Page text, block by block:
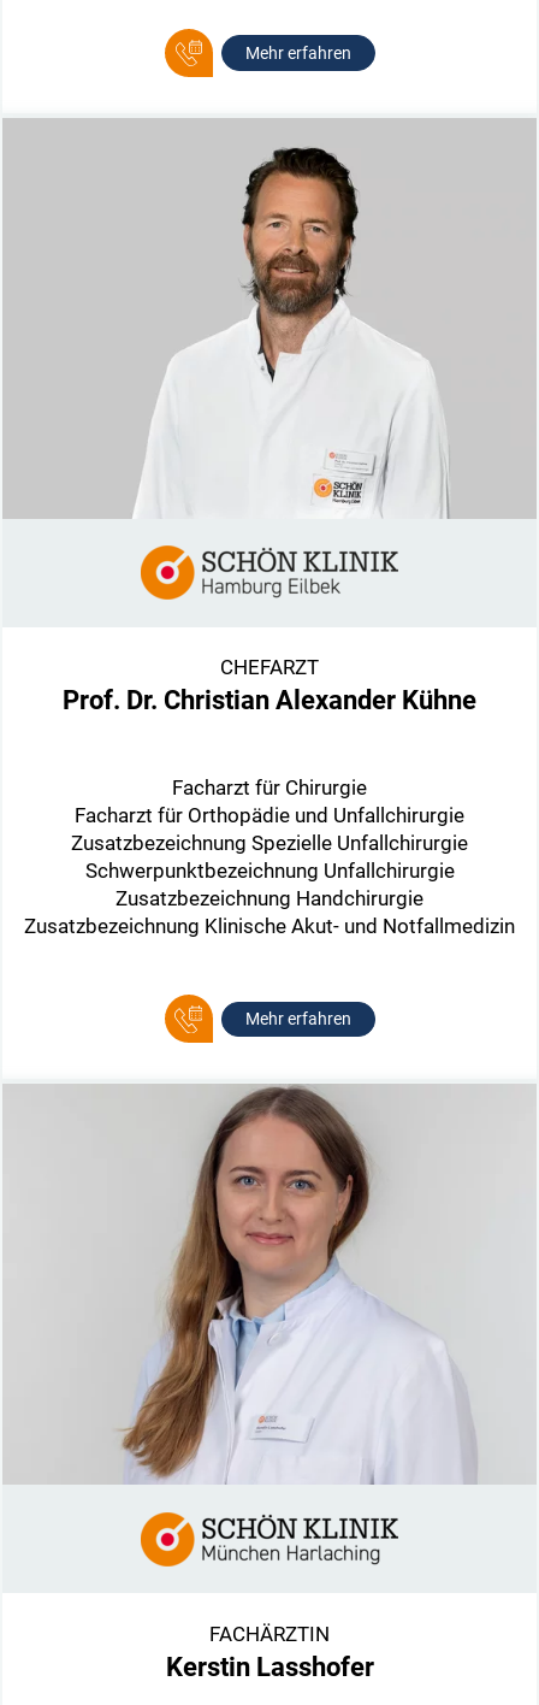
Mehr erfahren
CHEFARZT
Prof. Dr. Christian Alexander Kühne
Facharzt für Chirurgie
Facharzt für Orthopädie und Unfallchirurgie
Zusatzbezeichnung Spezielle Unfallchirurgie
Schwerpunktbezeichnung Unfallchirurgie
Zusatzbezeichnung Handchirurgie
Zusatzbezeichnung Klinische Akut- und Notfallmedizin
Mehr erfahren
FACHÄRZTIN
Kerstin Lasshofer